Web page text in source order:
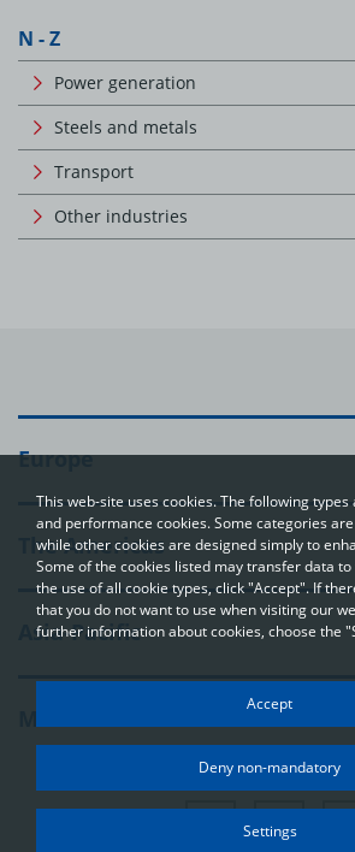
This web-site uses cookies. The following
and performance cookies. Some categories
while other cookies are designed simply to
Some of the cookies listed may transfer data to
the use of all cookie types, click "Accept". If
that you do not want to use when visiting our
further information about cookies, choose the
In order to be able to optimally design and
our websites, we use cookies. The data
you directly; however, it can help you to
personalised Internet experience. Because
right to privacy, you can choose not to accept
Accept
Deny non-mandatory
Settings
N - Z
Power generation
Steels and metals
Transport
Other industries
Europe
The Americas
Asia-Pacific
Middle East and Africa